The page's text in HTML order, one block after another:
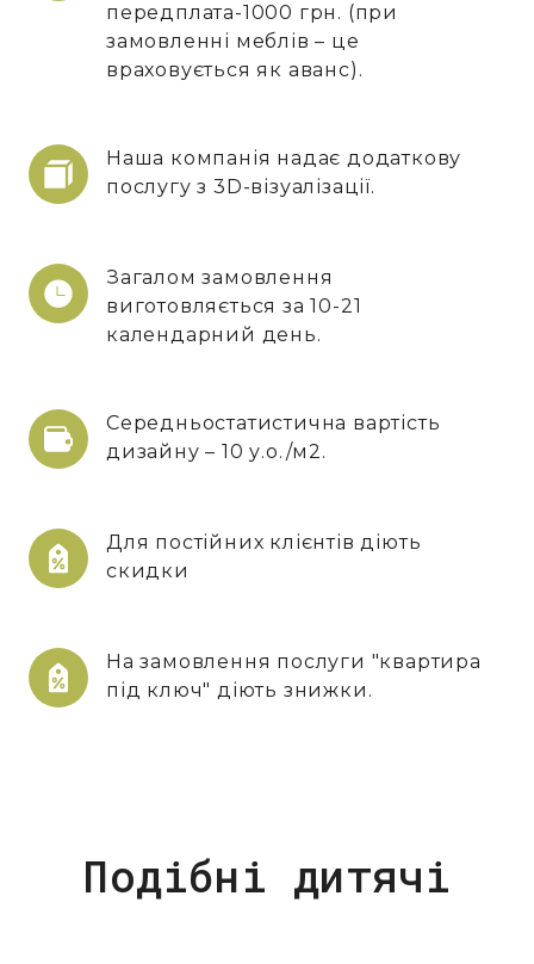
передплата-1000 грн. (при
замовленні меблів – це
враховується як аванс).
Наша компанія надає додаткову
послугу з 3D-візуалізації.
Загалом замовлення
виготовляється за 10-21
календарний день.
Середньостатистична вартість
дизайну – 10 у.о./м2.
Для постійних клієнтів діють
скидки
На замовлення послуги "квартира
під ключ" діють знижки.
Подібні дитячі